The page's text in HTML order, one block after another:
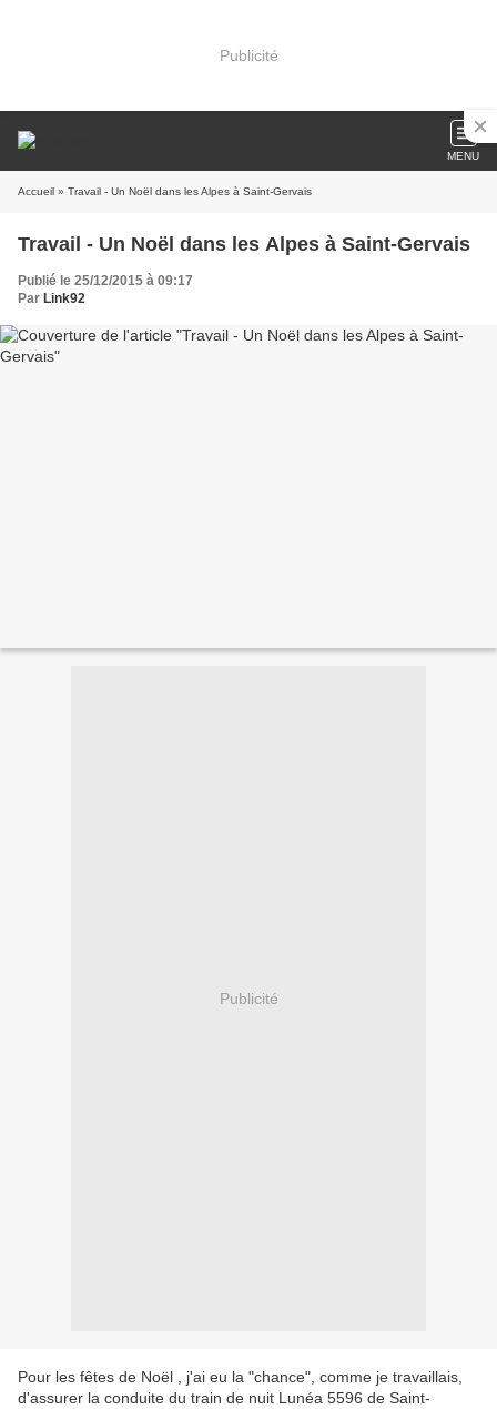
Publicité
MENU
Accueil » Travail - Un Noël dans les Alpes à Saint-Gervais
Travail - Un Noël dans les Alpes à Saint-Gervais
Publié le 25/12/2015 à 09:17
Par Link92
Publicité
Pour les fêtes de Noël , j'ai eu la "chance", comme je travaillais,
d'assurer la conduite du train de nuit Lunéa 5596 de Saint-